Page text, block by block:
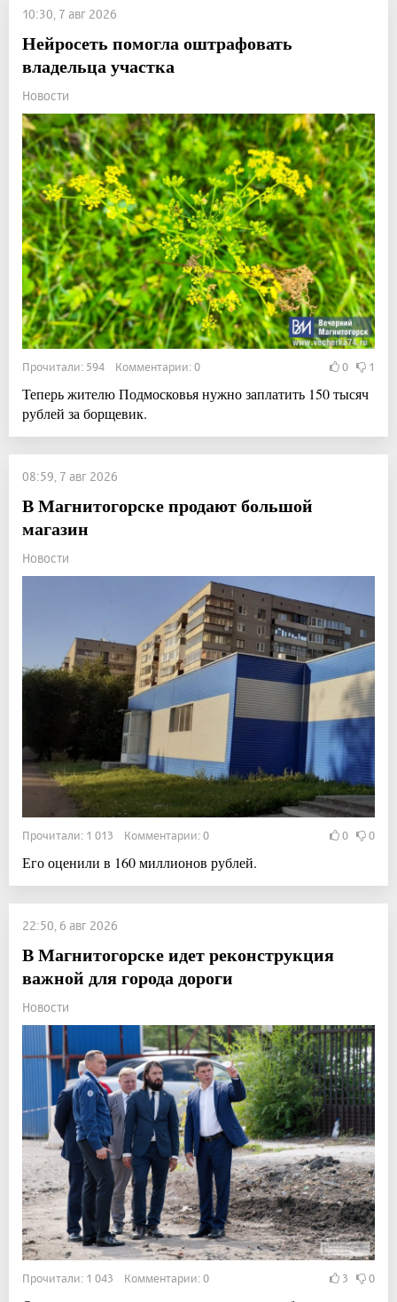
10:30, 7 авг 2026
Нейросеть помогла оштрафовать
владельца участка
Новости
Прочитали: 594 Комментарии: 0 0 1
Теперь жителю Подмосковья нужно заплатить 150 тысяч
рублей за борщевик.
08:59, 7 авг 2026
В Магнитогорске продают большой
магазин
Новости
Прочитали: 1 013 Комментарии: 0 0 0
Его оценили в 160 миллионов рублей.
22:50, 6 авг 2026
В Магнитогорске идет реконструкция
важной для города дороги
Новости
Прочитали: 1 043 Комментарии: 0 3 0